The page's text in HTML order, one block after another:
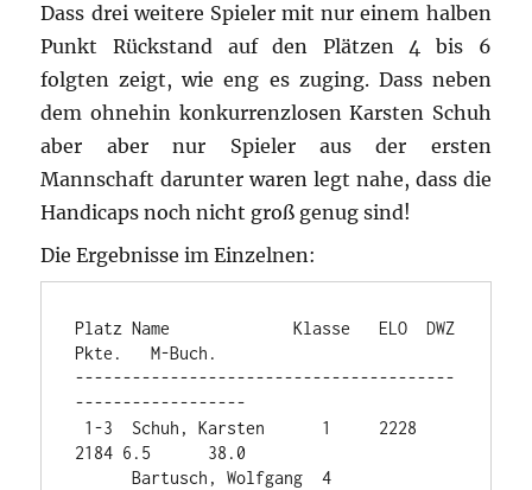
Dass drei weitere Spieler mit nur einem halben
Punkt Rückstand auf den Plätzen 4 bis 6
folgten zeigt, wie eng es zuging. Dass neben
dem ohnehin konkurrenzlosen Karsten Schuh
aber aber nur Spieler aus der ersten
Mannschaft darunter waren legt nahe, dass die
Handicaps noch nicht groß genug sind!
Die Ergebnisse im Einzelnen:
Platz Name             Klasse   ELO  DWZ
Pkte.   M-Buch.
----------------------------------------
------------------
2184 6.5      38.0
      Bartusch, Wolfgang  4